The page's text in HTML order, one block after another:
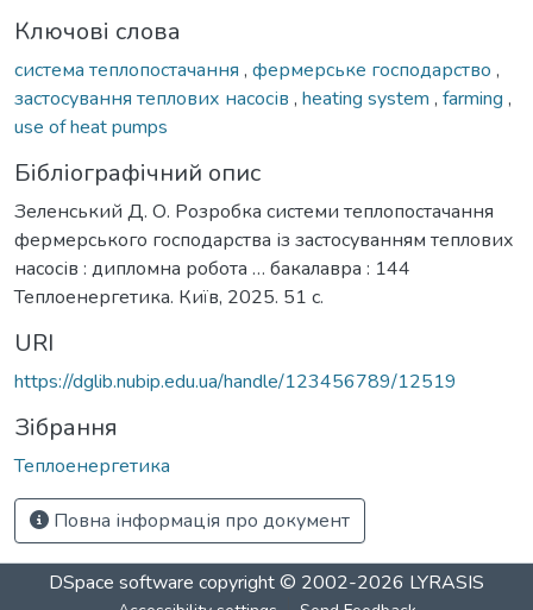
Ключові слова
система теплопостачання , фермерське господарство ,
застосування теплових насосів , heating system , farming ,
use of heat pumps
Бібліографічний опис
Зеленський Д. О. Розробка системи теплопостачання
фермерського господарства із застосуванням теплових
насосів : дипломна робота … бакалавра : 144
Теплоенергетика. Київ, 2025. 51 с.
URI
https://dglib.nubip.edu.ua/handle/123456789/12519
Зібрання
Теплоенергетика
Повна інформація про документ
DSpace software copyright © 2002-2026 LYRASIS